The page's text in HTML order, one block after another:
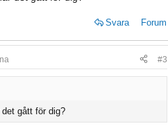
Svara Forum
#3
gått för dig?